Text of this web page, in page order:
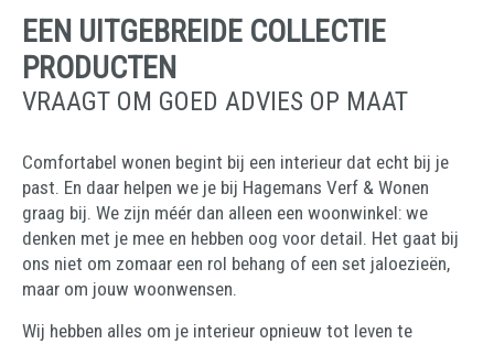
EEN UITGEBREIDE COLLECTIE
PRODUCTEN
VRAAGT OM GOED ADVIES OP MAAT
Comfortabel wonen begint bij een interieur dat echt bij je
past. En daar helpen we je bij Hagemans Verf & Wonen
graag bij. We zijn méér dan alleen een woonwinkel: we
denken met je mee en hebben oog voor detail. Het gaat bij
ons niet om zomaar een rol behang of een set jaloezieën,
maar om jouw woonwensen.
Wij hebben alles om je interieur opnieuw tot leven te